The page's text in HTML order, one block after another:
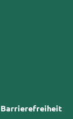
Barrierefreiheit